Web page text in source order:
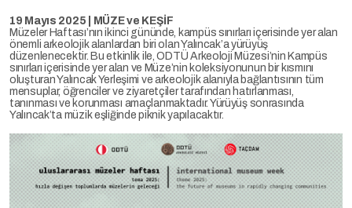
19 Mayıs 2025 | MÜZE ve KEŞİF
Müzeler Haftası’nın ikinci gününde, kampüs sınırları içerisinde yer alan
önemli arkeolojik alanlardan biri olan Yalıncak’a yürüyüş
düzenlenecektir. Bu etkinlik ile, ODTÜ Arkeoloji Müzesi’nin Kampüs
sınırları içerisinde yer alan ve Müze’nin koleksiyonunun bir kısmını
oluşturan Yalıncak Yerleşimi ve arkeolojik alanıyla bağlantısının tüm
mensuplar, öğrenciler ve ziyaretçiler tarafından hatırlanması,
tanınması ve korunması amaçlanmaktadır. Yürüyüş sonrasında
Yalıncak’ta müzik eşliğinde piknik yapılacaktır.